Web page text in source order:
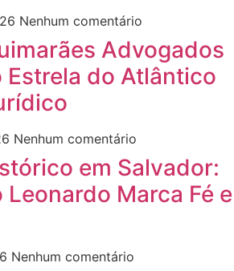
Nenhum comentário
Advogados
Estrela do Atlântico
Nenhum comentário
em Salvador:
Leonardo Marca Fé e
Nenhum comentário